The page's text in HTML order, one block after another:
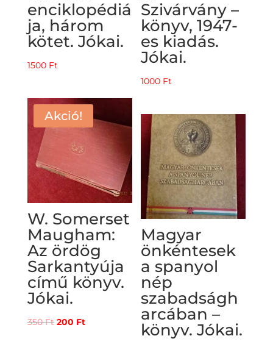
enciklopédiá
ja, három
kötet. Jókai.
1500 Ft
Szivárvány –
könyv, 1947-
es kiadás.
Jókai.
1000 Ft
Akció!
W. Somerset
Maugham:
Az ördög
Sarkantyúja
című könyv.
Jókai.
350Ft Original
200 FtCurrent
Magyar
önkéntesek
a spanyol
nép
szabadságh
arcában –
könyv. Jókai.